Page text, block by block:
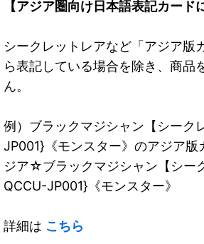
【アジア圏向け日本語表記カード
シークレットレアなど「アジア版
ら表記している場合を除き、商品
ん。
例）ブラックマジシャン【シーク
JP001}《モンスター》のアジア
ジア☆ブラックマジシャン【シー
QCCU-JP001}《モンスター》
詳細は こちら